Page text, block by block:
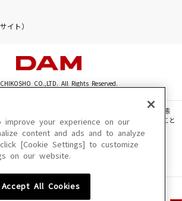
イト）
CO.,LTD. All Rights Reserved.
一切の文章・画像・写真・動画・音声等を、手段や形態
範囲を超えて無断で複製、転載、ファイル化などすること
によりご利用いただけない場合があります。
、配信内容が変更になる場合があります。
improve your experience on our
content and ads and to analyze
[Cookie Settings] to customize
on our website.
Accept All Cookies